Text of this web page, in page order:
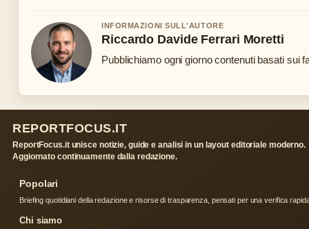
INFORMAZIONI SULL'AUTORE
Riccardo Davide Ferrari Moretti
Pubblichiamo ogni giorno contenuti basati sui
REPORTFOCUS.IT
ReportFocus.it unisce notizie, guide e analisi in un layout editoriale moderno.
Aggiornato continuamente dalla redazione.
Popolari
Briefing quotidiani della redazione e risorse di trasparenza, pensati per una verifica
Chi siamo